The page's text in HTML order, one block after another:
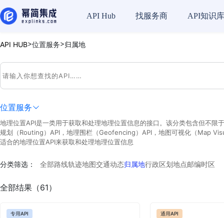
API Hub 找服务商 API知识库
API HUB>位置服务>归属地
位置服务
地理位置API是一类用于获取和处理地理位置信息的接口。该分类包含但不
规划（Routing）API，地理围栏（Geofencing）API，地图可视化（Map
适合的地理位置API来获取和处理地理位置信息
分类筛选： 全部路线轨迹地图交通动态归属地行政区划地点邮编时区
全部结果（61）
专用API 通用API